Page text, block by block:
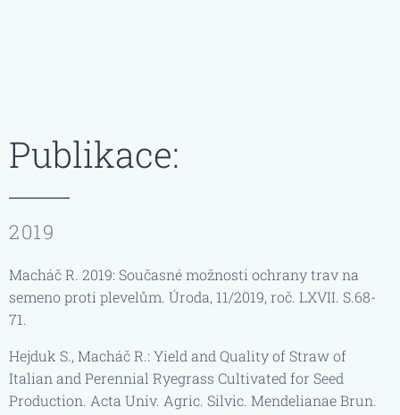
Publikace:
2019
Macháč R. 2019: Současné možnosti ochrany trav na
semeno proti plevelům. Úroda, 11/2019, roč. LXVII. S.68-
71.
Hejduk S., Macháč R.: Yield and Quality of Straw of
Italian and Perennial Ryegrass Cultivated for Seed
Production. Acta Univ. Agric. Silvic. Mendelianae Brun.